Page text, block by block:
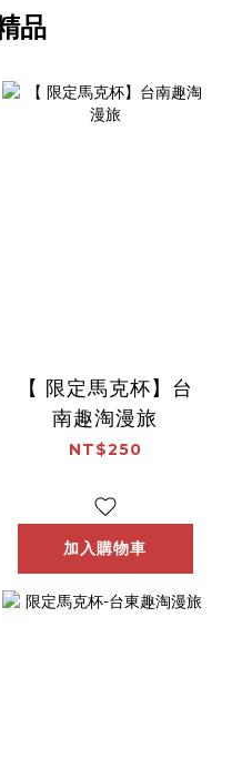
品
【 限定馬克杯】台
南趣淘漫旅
NT$250
加入購物車